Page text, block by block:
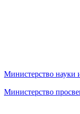
Министерство науки
Министерство